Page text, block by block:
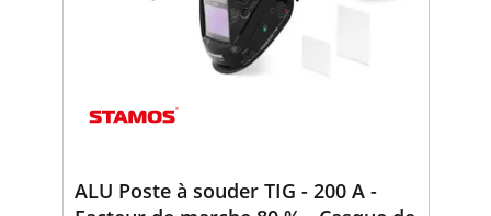
ALU Poste à souder TIG - 200 A -